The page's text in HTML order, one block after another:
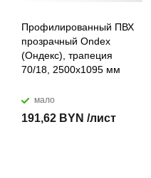
Профилированный ПВХ
прозрачный Ondex
(Ондекс), трапеция
70/18, 2500х1095 мм
мало
191,62 BYN /лист